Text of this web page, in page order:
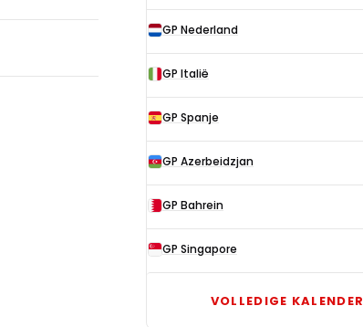
kalender
2026GP Nederland
GP Italië
GP Spanje
GP Azerbeidzjan
GP Bahrein
GP Singapore
VOLLEDIGE KALENDER